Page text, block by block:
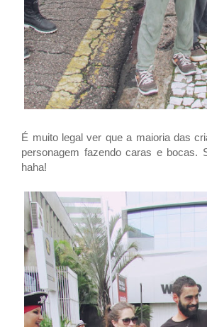
É muito legal ver que a maioria das
personagem fazendo caras e bocas.
haha!